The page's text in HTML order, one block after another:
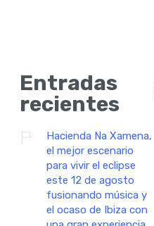
Entradas
recientes
Hacienda Na Xamena,
el mejor escenario
para vivir el eclipse
este 12 de agosto
fusionando música y
el ocaso de Ibiza con